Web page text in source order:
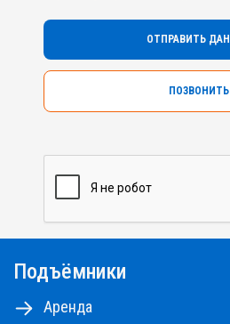
ПОЗВОНИТЬ
Подъёмники
Аренда